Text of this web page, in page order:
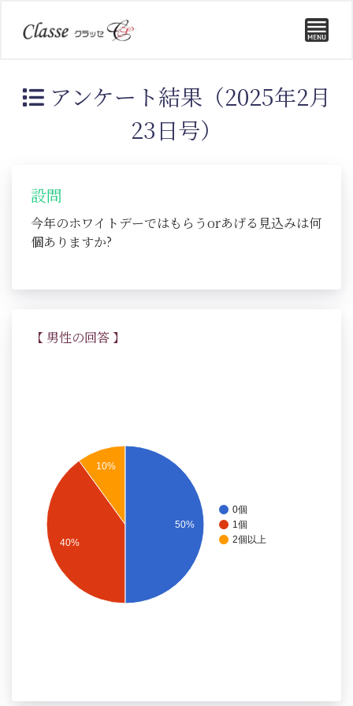
アンケート結果（2025年2月
23日号）
設問
今年のホワイトデーではもらうorあげる見込みは何
個ありますか?
【 男性の回答 】
0個
1個
2個以上
10%
40%
50%